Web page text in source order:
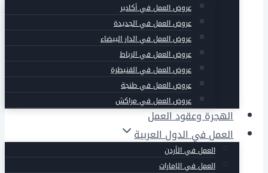
عروض العمل في أكادير
عروض العمل في الجديدة
عروض العمل في الدار البيضاء
عروض العمل في الرباط
عروض العمل في القنيطرة
عروض العمل في طنجة
عروض العمل في مراكش
الهجرة وعقود العمل
العمل في الدول العربية
العمل في الأردن
العمل في الإمارات